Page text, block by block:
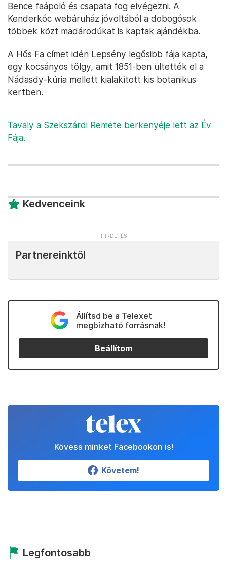
Bence faápoló és csapata fog elvégezni. A
Kenderkóc webáruház jóvoltából a dobogósok
többek közt madárodúkat is kaptak ajándékba.
A Hős Fa címet idén Lepsény legősibb fája kapta,
egy kocsányos tölgy, amit 1851-ben ültették el a
Nádasdy-kúria mellett kialakított kis botanikus
kertben.
Tavaly a Szekszárdi Remete berkenyéje lett az Év
Fája.
Kedvenceink
Partnereinktől
Állítsd be a Telexet
megbízható forrásnak!
Beállítom
Kövess minket Facebookon is!
Követem!
Legfontosabb